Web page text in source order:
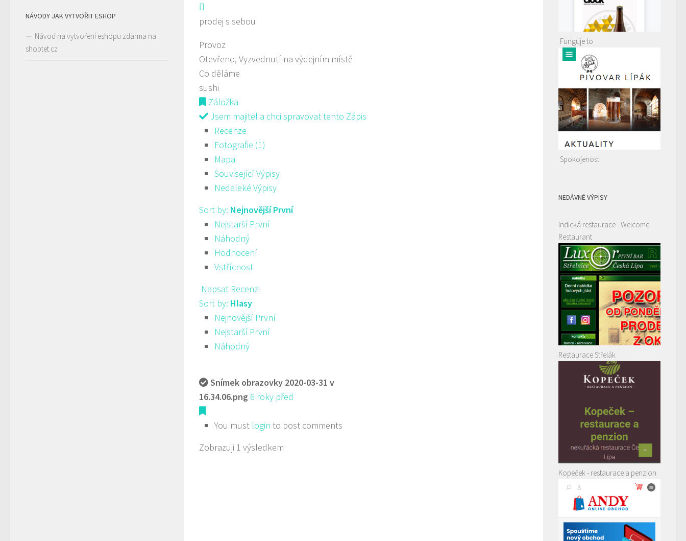
prodej s sebou
Provoz
Otevřeno, Vyzvednutí na výdejním místě
Co děláme
sushi
Záložka
Jsem majitel a chci spravovat tento Zápis
Recenze
Fotografie (1)
Mapa
Související Výpisy
Nedaleké Výpisy
Sort by: Nejnovější První
Nejstarší První
Náhodný
Hodnocení
Vstřícnost
Napsat Recenzi
Sort by: Hlasy
Nejnovější První
Nejstarší První
Náhodný
Snímek obrazovky 2020-03-31 v
16.34.06.png 6 roky před
You must login to post comments
Zobrazuji 1 výsledkem
NÁVODY JAK VYTVOŘIT ESHOP
Návod na vytvoření eshopu zdarma na
shoptet.cz
Funguje to
Spokojenost
NEDÁVNÉ VÝPISY
Indická restaurace - Welcome
Restaurant
Restaurace Střelák
Kopeček - restaurace a penzion